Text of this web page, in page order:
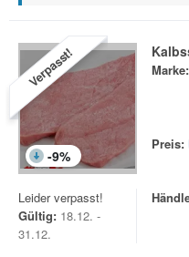
Verpasst!
-9%
Marke:
Preis:
Leider verpasst!
Gültig: 18.12. -
31.12.